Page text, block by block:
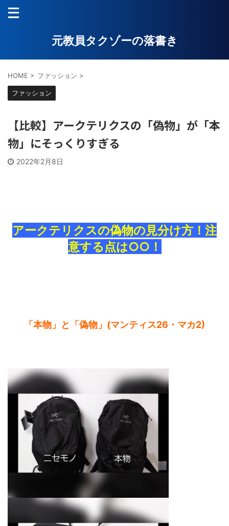
元教員タクゾーの落書き
HOME > ファッション >
ファッション
【比較】アークテリクスの「偽物」が「本
物」にそっくりすぎる
2022年2月8日
アークテリクスの偽物の見分け方！注
意する点は○○！
「本物」と「偽物」(マンティス26・マカ2)